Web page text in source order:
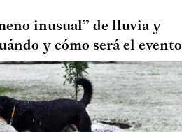
inusual” de lluvia y
y cómo será el evento